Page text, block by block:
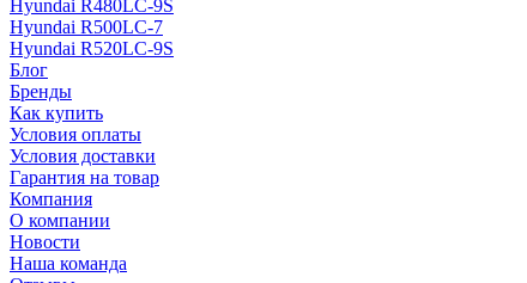
Hyundai R480LC-9S
Hyundai R500LC-7
Hyundai R520LC-9S
Блог
Бренды
Как купить
Условия оплаты
Условия доставки
Гарантия на товар
Компания
О компании
Новости
Наша команда